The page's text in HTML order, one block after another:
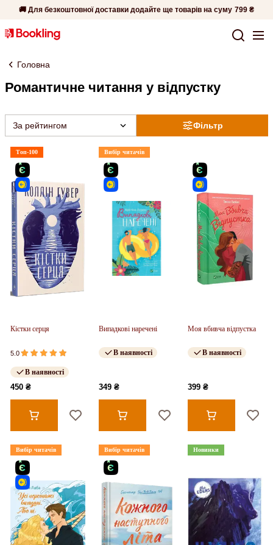
🚚 Для безкоштовної доставки додайте ще товарів на суму 799 ₴
Головна
Романтичне читання у відпустку
Фільтр
За рейтингом
Топ-100
Кістки серця
5.0
В наявності
450 ₴
Вибір читачів
Випадкові наречені
В наявності
349 ₴
Моя вбивча відпустка
В наявності
399 ₴
Вибір читачів Вибір читачів Новинки